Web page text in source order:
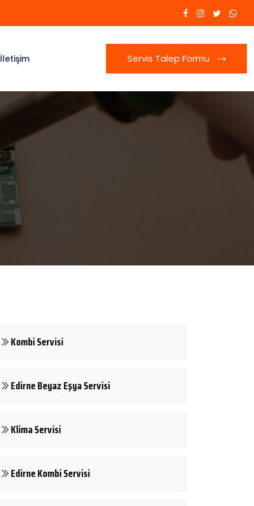
İletişim Servis Talep Formu
Kombi Servisi
Edirne Beyaz Eşya Servisi
Klima Servisi
Edirne Kombi Servisi